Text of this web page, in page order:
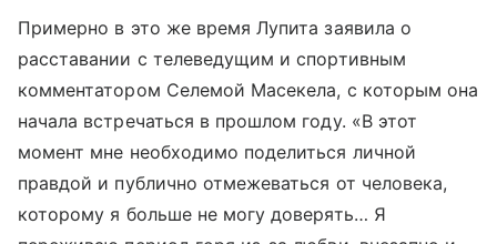
Примерно в это же время Лупита заявила о
расставании с телеведущим и спортивным
комментатором Селемой Масекела, с которым она
начала встречаться в прошлом году. «В этот
момент мне необходимо поделиться личной
правдой и публично отмежеваться от человека,
которому я больше не могу доверять… Я